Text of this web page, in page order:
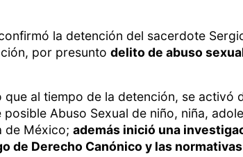
la detención del sacerdote
por presunto delito de abuso
al tiempo de la detención, se activó
Abuso Sexual de niño, niña,
de México; además inició una
de Derecho Canónico y las normativas